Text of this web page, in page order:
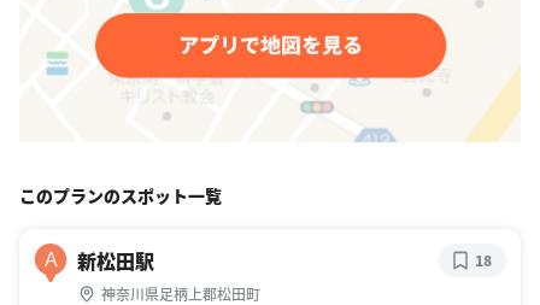
このプランのスポット一覧
A 新松田駅
神奈川県足柄上郡松田町
18